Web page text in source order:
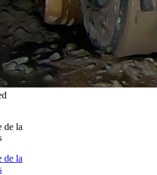
de la
de la